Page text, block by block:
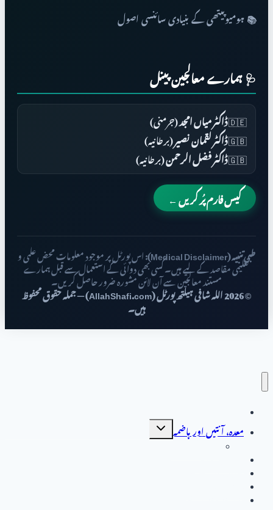
📚 ہومیوپیتھی کے بنیادی سائنسی اصول
🩺 ہمارے معالجین پینل
🇩🇪ڈاکٹر میاں امجد(جرمنی)
🇬🇧ڈاکٹر لقمان نصیر(برطانیہ)
🇬🇧ڈاکٹر فضل الرحمن(برطانیہ)
کیس فارم پُر کریں ←
طبی تنبیہ (Medical Disclaimer): اس پورٹل پر موجود معلومات محض علمی و
تعلیمی مقاصد کے لیے ہیں۔ کسی بھی دوائی کے استعمال سے قبل ہمارے
مستند معالجین سے آن لائن مشورہ ضرور حاصل کریں۔
© 2026 اللہ شافی ہیلتھ پورٹل (AllahShafi.com) — جملہ حقوق محفوظ
ہیں۔
معدہ، آنتیں اور ہاضمہ
Toggle